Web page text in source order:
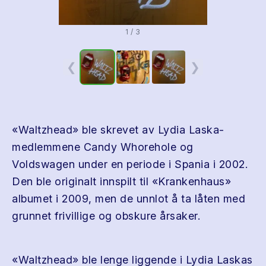
1 / 3
❮ ❯
«Waltzhead» ble skrevet av Lydia Laska-
medlemmene Candy Whorehole og
Voldswagen under en periode i Spania i 2002.
Den ble originalt innspilt til «Krankenhaus»
albumet i 2009, men de unnlot å ta låten med
grunnet frivillige og obskure årsaker.
«Waltzhead» ble lenge liggende i Lydia Laskas